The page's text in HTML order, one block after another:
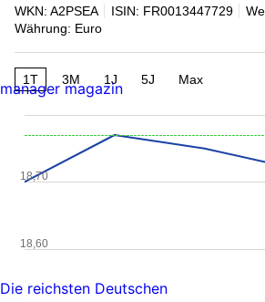
WKN: A2PSEA ISIN: FR0013447729
Währung: Euro
1T 3M 1J 5J Max
18,60
18,70
manager magazin
Die reichsten Deutschen